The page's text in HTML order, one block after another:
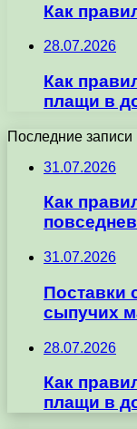
Как
28.07.2026
Как
плащи в
Последние записи
31.07.2026
Как
31.07.2026
Поставки
сыпучих
28.07.2026
Как
плащи в